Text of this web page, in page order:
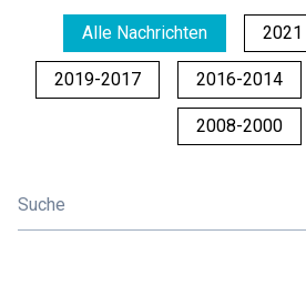
Alle Nachrichten 2021
2019-2017 2016-2014
2008-2000